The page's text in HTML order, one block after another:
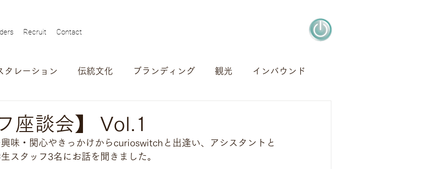
Recruit Contact
タレーション 伝統文化 ブランディング 観光 インバウンド
ー
座談会】 Vol.1
味・関心やきっかけからcurioswitchと出逢い、アシスタントと
スタッフ3名にお話を聞きました。